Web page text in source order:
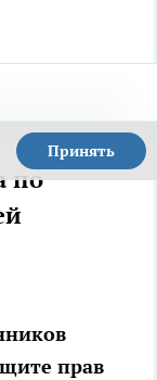
Принять
по
прав